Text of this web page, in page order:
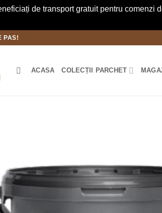
de transport gratuit pentru
PAS!
ACASA COLECȚII PARCHET